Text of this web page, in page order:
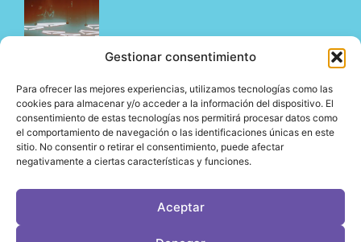
Gestionar consentimiento
Para ofrecer las mejores experiencias, utilizamos tecnologías como las
cookies para almacenar y/o acceder a la información del dispositivo. El
consentimiento de estas tecnologías nos permitirá procesar datos como
el comportamiento de navegación o las identificaciones únicas en este
sitio. No consentir o retirar el consentimiento, puede afectar
negativamente a ciertas características y funciones.
Aceptar
El underground en Ibiza es cosa de Pyramid
06/08/2026